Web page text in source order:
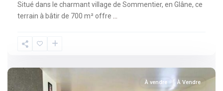
Situé dans le charmant village de Sommentier, en Glâne, ce
terrain à bâtir de 700 m² offre
Fribourg
À vendre À Vendre